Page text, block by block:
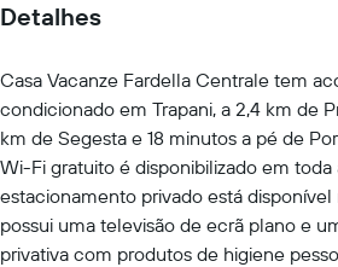
Detalhes
Casa Vacanze Fardella Centrale tem
condicionado em Trapani, a 2,4 km de
km de Segesta e 18 minutos a pé de
Wi-Fi gratuito é disponibilizado em
estacionamento privado está
possui uma televisão de ecrã plano e
privativa com produtos de higiene